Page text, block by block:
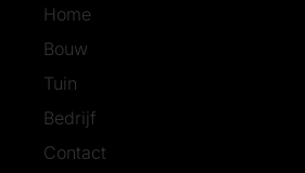
Home
Bouw
Tuin
Bedrijf
Contact